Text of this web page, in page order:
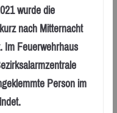
wurde die
nach Mitternacht
Feuerwehrhaus
Person im